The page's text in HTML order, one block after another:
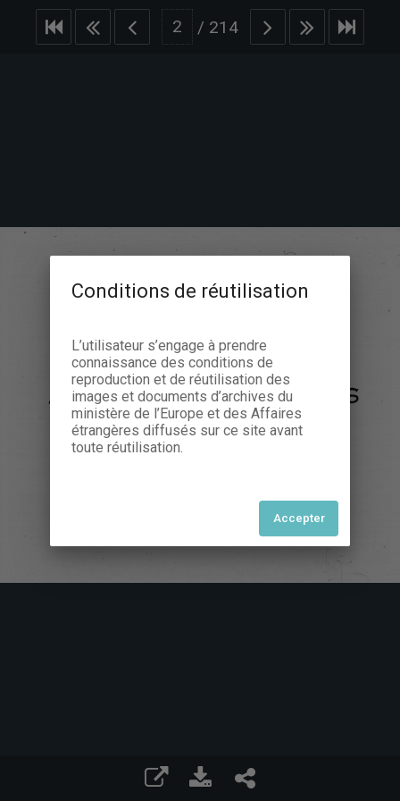
/ 214
Conditions de réutilisation
L’utilisateur s’engage à prendre
connaissance des conditions de
reproduction et de réutilisation des
images et documents d’archives du
ministère de l’Europe et des Affaires
étrangères diffusés sur ce site avant
toute réutilisation.